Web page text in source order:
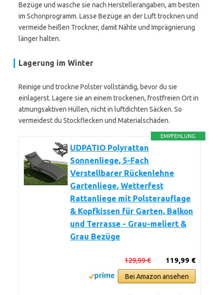
Bezüge und wasche sie nach Herstellerangaben, am besten
im Schonprogramm. Lasse Bezüge an der Luft trocknen und
vermeide heißen Trockner, damit Nähte und Imprägnierung
länger halten.
Lagerung im Winter
Reinige und trockne Polster vollständig, bevor du sie
einlagerst. Lagere sie an einem trockenen, frostfreien Ort in
atmungsaktiven Hüllen, nicht in luftdichten Säcken. So
vermeidest du Stockflecken und Materialschäden.
EMPFEHLUNG
UDPATIO Polyrattan
Sonnenliege, 5-Fach
Verstellbarer Rückenlehne
Gartenliege, Wetterfest
Rattanliege mit Polsterauflage
& Kopfkissen für Garten, Balkon
und Terrasse - Grau-meliert &
Grau Bezüge
119,99 €
129,99 €
Bei Amazon ansehen